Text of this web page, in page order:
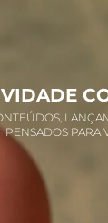
PENSADOS PARA